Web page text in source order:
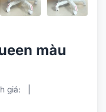
màu
giá: